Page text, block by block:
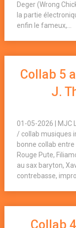
Deger (Wrong
la partie
enfin le fameux,...
Collab 5
J.
01-05-2026 | MJC
/ collab musiques
bonne collab
Rouge Pute,
au sax baryton,
contrebasse,
Collab